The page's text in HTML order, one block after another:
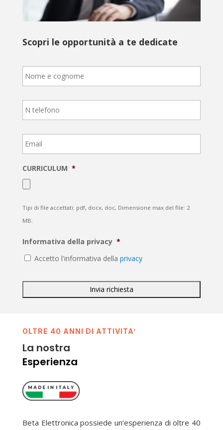
Scopri le opportunità a te dedicate
Nome
e
*
Telefono *
Email *
CURRICULUM *
Tipi di file accettati: pdf, docx, doc, Dimensione max del file: 2
MB.
Informativa della privacy *
Accetto l'informativa della privacy
OLTRE 40 ANNI DI ATTIVITA’
La nostra
Esperienza
Beta Elettronica possiede un’esperienza di oltre 40